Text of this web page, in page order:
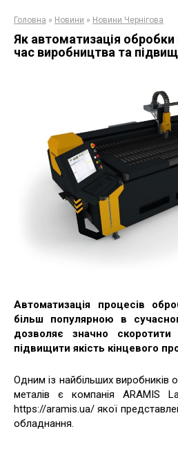
Головна » Новини » Новини Чернігова
Як автоматизація
час виробництва та
Автоматизація процесів
більш популярною в
дозволяє значно
підвищити якість кінцевого
Одним із найбільших
металів є компанія ARAMIS
https://aramis.ua/ якої
обладнання.